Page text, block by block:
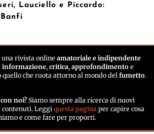
Lauciello e Piccardo:
rivista online amatoriale e indipendente
informazione, critica, approfondimento e
quello che ruota attorno al mondo del fumetto.
noi? Siamo sempre alla ricerca di nuovi
contenuti. Leggi questa paginaper capire cosa
e come fare per proporti.